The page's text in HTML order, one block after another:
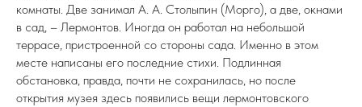
комнаты. Две занимал А. А. Столыпин (Морго), а две, окнами
в сад, – Лермонтов. Иногда он работал на небольшой
террасе, пристроенной со стороны сада. Именно в этом
месте написаны его последние стихи. Подлинная
обстановка, правда, почти не сохранилась, но после
открытия музея здесь появились вещи лермонтовского